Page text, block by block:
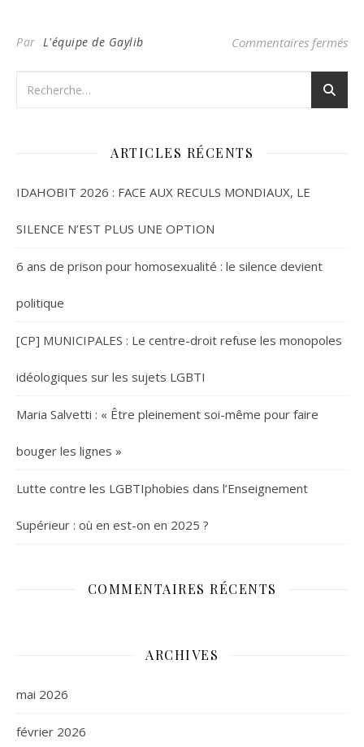
Par L'équipe de Gaylib Commentaires fermés
ARTICLES RÉCENTS
IDAHOBIT 2026 : FACE AUX RECULS MONDIAUX, LE
SILENCE N’EST PLUS UNE OPTION
6 ans de prison pour homosexualité : le silence devient
politique
[CP] MUNICIPALES : Le centre-droit refuse les monopoles
idéologiques sur les sujets LGBTI
Maria Salvetti : « Être pleinement soi-même pour faire
bouger les lignes »
Lutte contre les LGBTIphobies dans l’Enseignement
Supérieur : où en est-on en 2025 ?
COMMENTAIRES RÉCENTS
ARCHIVES
mai 2026
février 2026